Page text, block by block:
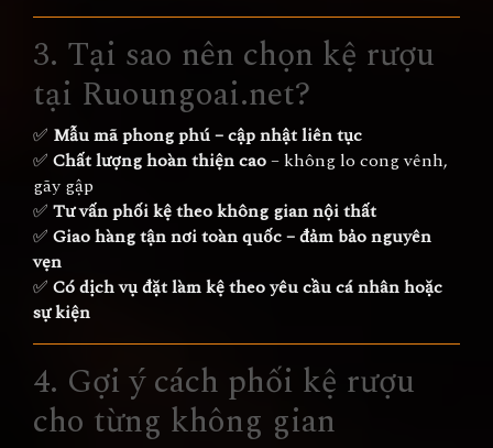
3. Tại sao nên chọn kệ rượu
tại Ruoungoai.net?
✅ Mẫu mã phong phú – cập nhật liên tục
✅ Chất lượng hoàn thiện cao– không lo cong vênh,
gãy gập
✅ Tư vấn phối kệ theo không gian nội thất
✅ Giao hàng tận nơi toàn quốc – đảm bảo nguyên
vẹn
✅ Có dịch vụ đặt làm kệ theo yêu cầu cá nhân hoặc
sự kiện
4. Gợi ý cách phối kệ rượu
cho từng không gian